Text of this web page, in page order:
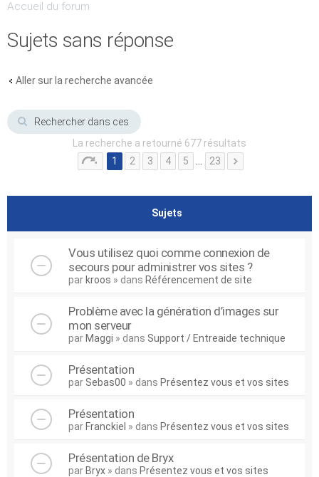
Accueil du forum
Sujets sans réponse
Aller sur la recherche avancée
La recherche a retourné 677 résultats
1
2 3 4 5 23
Sujets
Vous utilisez quoi comme connexion de
secours pour administrer vos sites ?
par kroos » dans Référencement de site
Problème avec la génération d’images sur
mon serveur
par Maggi » dans Support / Entreaide technique
Présentation
par Sebas00 » dans Présentez vous et vos sites
Présentation
par Franckiel » dans Présentez vous et vos sites
Présentation de Bryx
par Bryx » dans Présentez vous et vos sites